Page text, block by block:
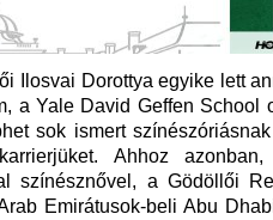
Ilosvai Dorottya egyike lett
a Yale David Geffen School
sok ismert
Ahhoz
színésznővel, a Gödöllői
Emirátusok-beli Abu